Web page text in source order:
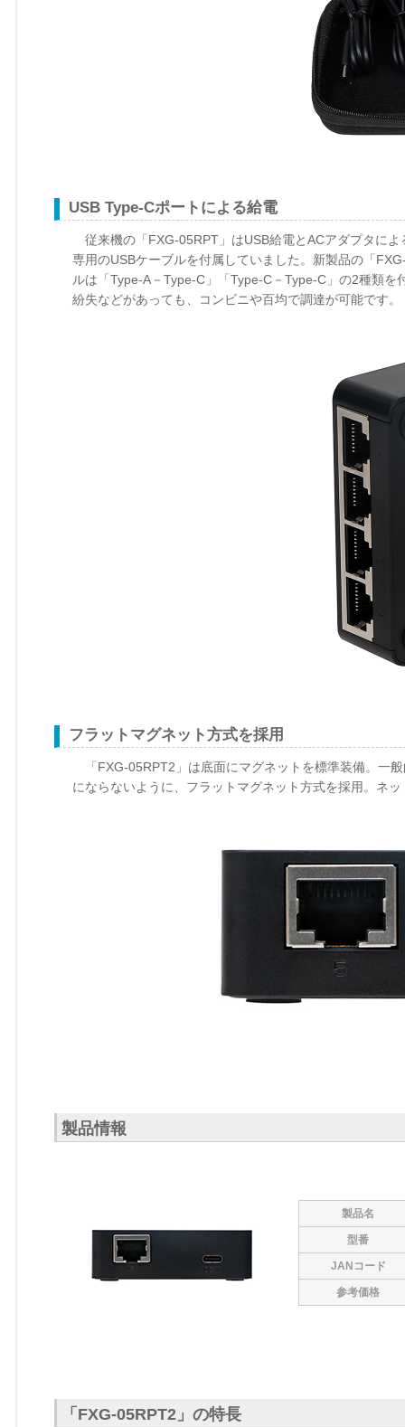
USB Type-Cポートによる給電
従来機の「FXG-05RPT」はUSB給電とACアダプタに
専用のUSBケーブルを付属していました。新製品の「
ルは「Type-A－Type-C」「Type-C－Type-C」の2種類
紛失などがあっても、コンビニや百均で調達が可能です。
フラットマグネット方式を採用
「FXG-05RPT2」は底面にマグネットを標準装備。一
にならないように、フラットマグネット方式を採用。ネ
製品情報
製品名
型番
JANコード
参考価格
「FXG-05RPT2」の特長